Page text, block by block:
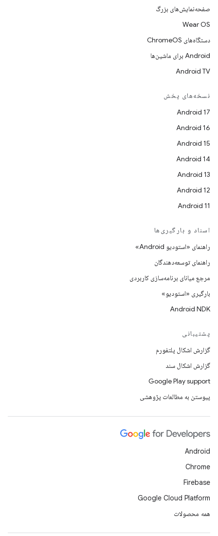
صفحه‌نمایش‌های بزرگ
Wear OS
دستگاه‌های ChromeOS
Android برای ماشین‌ها
Android TV
نسخه‌های پخش
Android 17
Android 16
Android 15
Android 14
Android 13
Android 12
Android 11
اسناد و بارگیری‌ها
راهنمای «استودیو Android»
راهنمای توسعه‌دهندگان
مرجع میانای برنامه‌سازی کاربردی
بارگیری «استودیو»
Android NDK
پشتیبانی
گزارش اشکال پلتفورم
گزارش اشکال سند
Google Play support
پیوستن به مطالعات پژوهشی
Android
Chrome
Firebase
Google Cloud Platform
همه محصولات